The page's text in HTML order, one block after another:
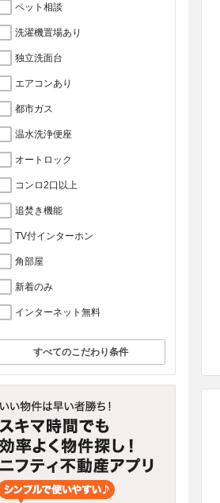
ペット相談
洗濯機置場あり
独立洗面台
エアコンあり
都市ガス
温水洗浄便座
オートロック
コンロ2口以上
追焚き機能
TV付インターホン
角部屋
新着のみ
インターネット無料
すべてのこだわり条件